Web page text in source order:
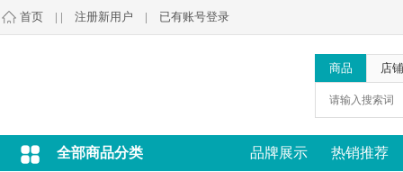
首页 | | 注册新用户 | 已有账号登录
商品 店铺
全部商品分类 品牌展示 热销推荐